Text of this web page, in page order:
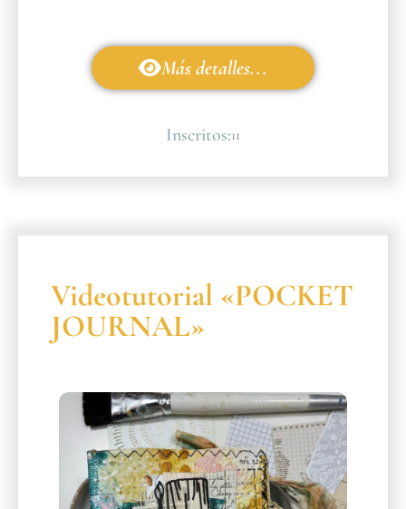
Más detalles...
Inscritos:11
Videotutorial «POCKET
JOURNAL»